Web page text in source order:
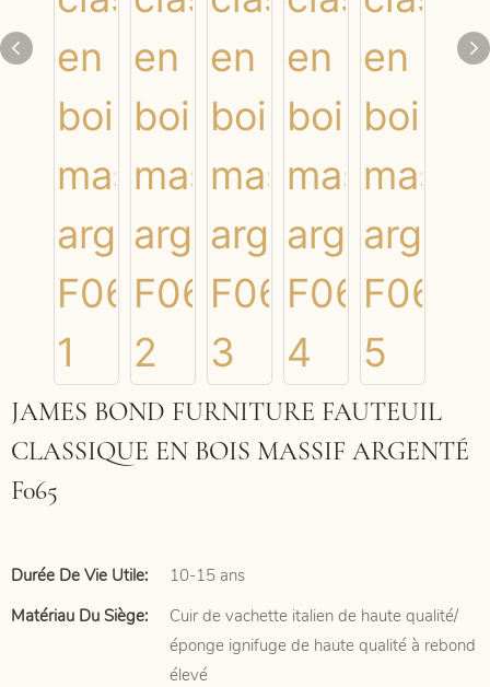
JAMES BOND FURNITURE FAUTEUIL
CLASSIQUE EN BOIS MASSIF ARGENTÉ
F065
Durée De Vie Utile:
10-15 ans
Matériau Du Siège:
Cuir de vachette italien de haute qualité/
éponge ignifuge de haute qualité à rebond
élevé